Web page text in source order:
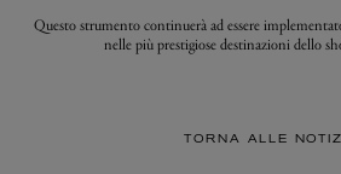
Questo strumento continuerà ad essere
nelle più prestigiose destinazioni dello
TORNA ALLE